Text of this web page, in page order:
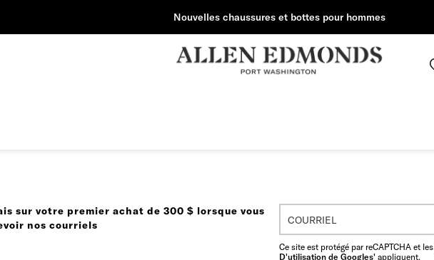
Nouvelles chaussures et bottes pour hommes
sur votre premier achat de 300 $ lorsque vous
nos courriels
Ce site est protégé par reCAPTCHA et les
D'utilisation de Googles' appliquent.